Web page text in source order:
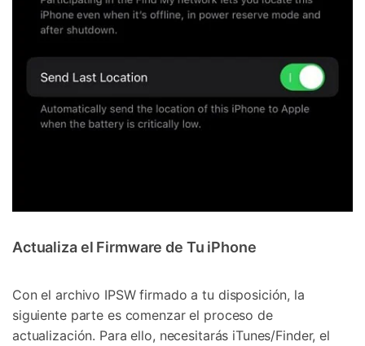
Actualiza el Firmware de Tu iPhone
Con el archivo IPSW firmado a tu disposición, la
siguiente parte es comenzar el proceso de
actualización. Para ello, necesitarás iTunes/Finder, el